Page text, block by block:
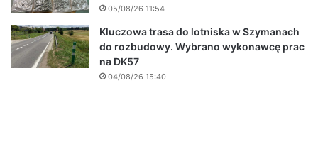
05/08/26 11:54
Kluczowa trasa do lotniska w Szymanach
do rozbudowy. Wybrano wykonawcę prac
na DK57
04/08/26 15:40